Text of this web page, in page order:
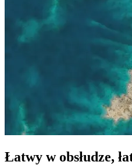
Łatwy w obsłudze,